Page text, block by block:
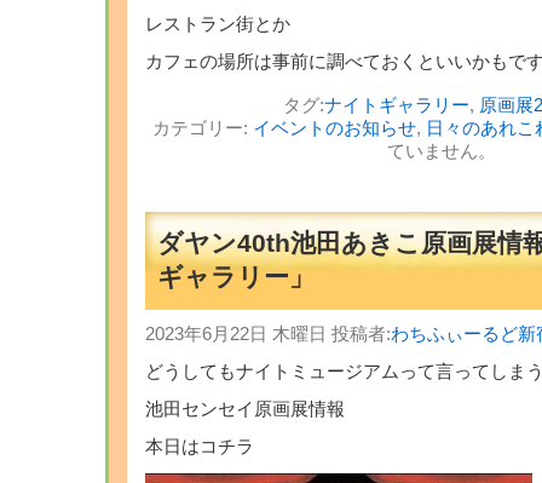
レストラン街とか
カフェの場所は事前に調べておくといいかもで
タグ:ナイトギャラリー, 原画展
カテゴリー: イベントのお知らせ, 日々のあれこ
ていません。
ダヤン40th池田あきこ原画展情
ギャラリー」
2023年6月22日 木曜日 投稿者:わちふぃーるど
どうしてもナイトミュージアムって言ってしま
池田センセイ原画展情報
本日はコチラ